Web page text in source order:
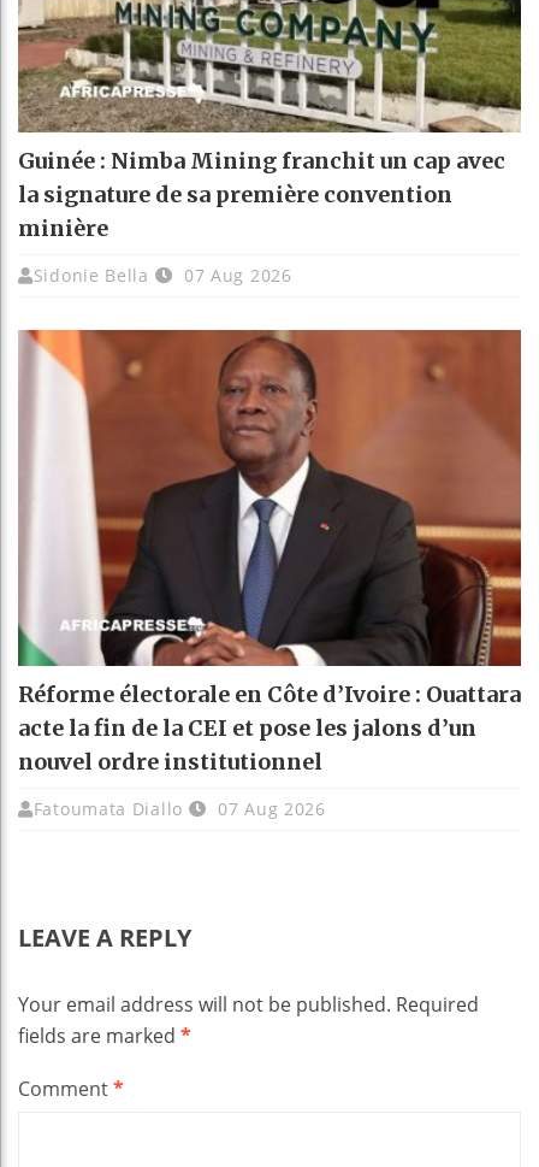
Guinée : Nimba Mining franchit un cap avec
la signature de sa première convention
minière
Sidonie Bella 07 Aug 2026
Réforme électorale en Côte d’Ivoire : Ouattara
acte la fin de la CEI et pose les jalons d’un
nouvel ordre institutionnel
Fatoumata Diallo 07 Aug 2026
LEAVE A REPLY
Your email address will not be published. Required
fields are marked *
Comment*